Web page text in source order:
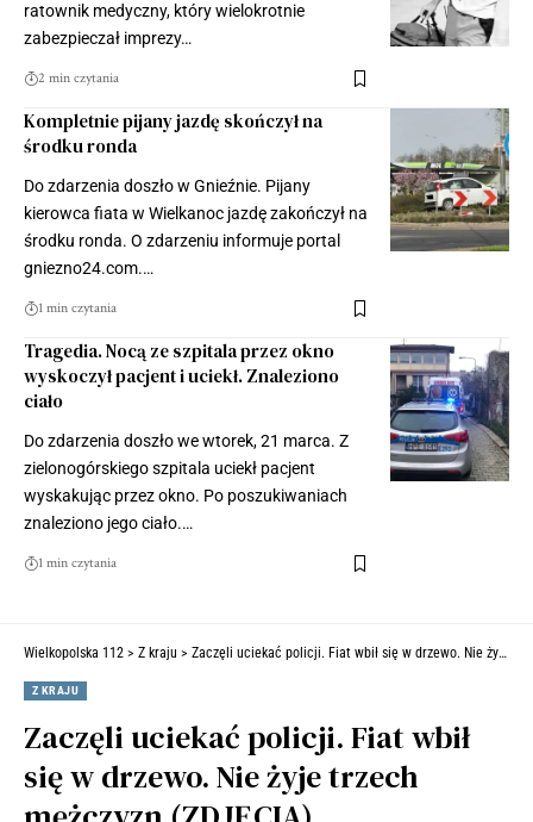
ratownik medyczny, który wielokrotnie
zabezpieczał imprezy…
2 min czytania
Kompletnie pijany jazdę skończył na
środku ronda
Do zdarzenia doszło w Gnieźnie. Pijany
kierowca fiata w Wielkanoc jazdę zakończył na
środku ronda. O zdarzeniu informuje portal
gniezno24.com.…
1 min czytania
Tragedia. Nocą ze szpitala przez okno
wyskoczył pacjent i uciekł. Znaleziono
ciało
Do zdarzenia doszło we wtorek, 21 marca. Z
zielonogórskiego szpitala uciekł pacjent
wyskakując przez okno. Po poszukiwaniach
znaleziono jego ciało.…
1 min czytania
Wielkopolska 112 > Z kraju > Zaczęli uciekać policji. Fiat wbił się w drzewo. Nie żyje trzech mężczyzn (ZDJĘCIA)
Z KRAJU
Zaczęli uciekać policji. Fiat wbił
się w drzewo. Nie żyje trzech